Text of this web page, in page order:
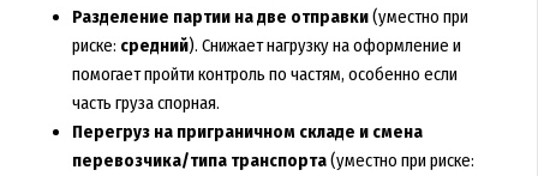
Разделение партии на две отправки(уместно при
риске: средний). Снижает нагрузку на оформление и
помогает пройти контроль по частям, особенно если
часть груза спорная.
Перегруз на приграничном складе и смена
перевозчика/типа транспорта(уместно при риске: